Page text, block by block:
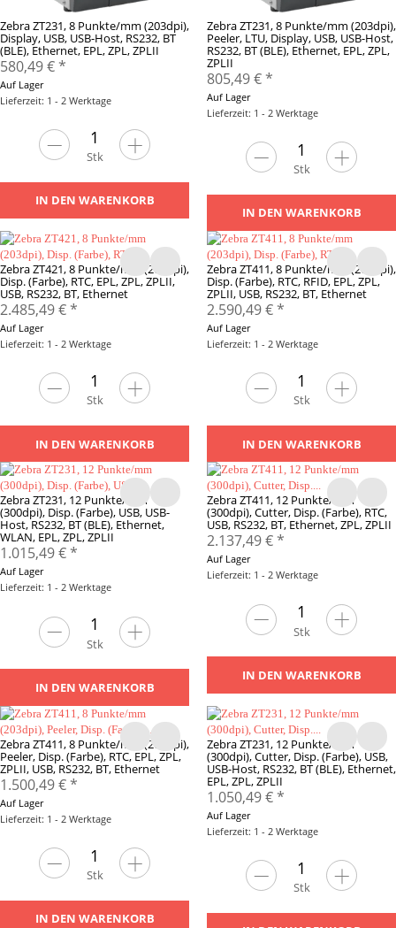
Zebra ZT231, 8 Punkte/mm (203dpi),
Display, USB, USB-Host, RS232, BT
(BLE), Ethernet, EPL, ZPL, ZPLII
580,49 €*
Auf Lager
Lieferzeit: 1 - 2 Werktage
Stk
IN DEN WARENKORB
Zebra ZT231, 8 Punkte/mm (203dpi),
Peeler, LTU, Display, USB, USB-Host,
RS232, BT (BLE), Ethernet, EPL, ZPL,
ZPLII
805,49 €*
Auf Lager
Lieferzeit: 1 - 2 Werktage
Stk
IN DEN WARENKORB
Zebra ZT421, 8 Punkte/mm (203dpi),
Disp. (Farbe), RTC, EPL, ZPL, ZPLII,
USB, RS232, BT, Ethernet
2.485,49 €*
Auf Lager
Lieferzeit: 1 - 2 Werktage
Stk
IN DEN WARENKORB
Zebra ZT411, 8 Punkte/mm (203dpi),
Disp. (Farbe), RTC, RFID, EPL, ZPL,
ZPLII, USB, RS232, BT, Ethernet
2.590,49 €*
Auf Lager
Lieferzeit: 1 - 2 Werktage
Stk
IN DEN WARENKORB
Zebra ZT231, 12 Punkte/mm
(300dpi), Disp. (Farbe), USB, USB-
Host, RS232, BT (BLE), Ethernet,
WLAN, EPL, ZPL, ZPLII
1.015,49 €*
Auf Lager
Lieferzeit: 1 - 2 Werktage
Stk
IN DEN WARENKORB
Zebra ZT411, 12 Punkte/mm
(300dpi), Cutter, Disp. (Farbe), RTC,
USB, RS232, BT, Ethernet, ZPL, ZPLII
2.137,49 €*
Auf Lager
Lieferzeit: 1 - 2 Werktage
Stk
IN DEN WARENKORB
Zebra ZT411, 8 Punkte/mm (203dpi),
Peeler, Disp. (Farbe), RTC, EPL, ZPL,
ZPLII, USB, RS232, BT, Ethernet
1.500,49 €*
Auf Lager
Lieferzeit: 1 - 2 Werktage
Stk
IN DEN WARENKORB
Zebra ZT231, 12 Punkte/mm
(300dpi), Cutter, Disp. (Farbe), USB,
USB-Host, RS232, BT (BLE), Ethernet,
EPL, ZPL, ZPLII
1.050,49 €*
Auf Lager
Lieferzeit: 1 - 2 Werktage
Stk